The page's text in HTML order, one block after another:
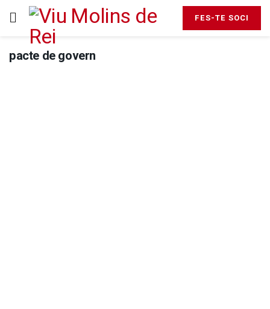
FES-TE SOCI
pacte de govern